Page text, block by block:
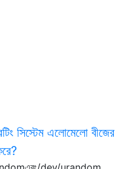
সিস্টেম এলোমেলো বীজের